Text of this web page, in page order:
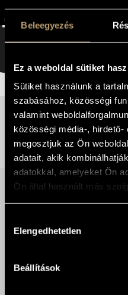
Beleegyezés
Ez a weboldal sütiket
Sütiket használunk a
szabásához, közösségi
valamint
közösségi média-,
megosztjuk az Ön
adatait, akik
adatokkal, amelyeket Ön
Ön által használt más
kiválasztása
Elengedhetetlen
Beállítások
LENDVAI ERNŐ 100 | A
ARCHITEKTÚRÁJA -